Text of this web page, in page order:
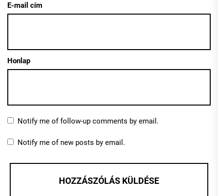
E-mail cím
Honlap
Notify me of follow-up comments by email.
Notify me of new posts by email.